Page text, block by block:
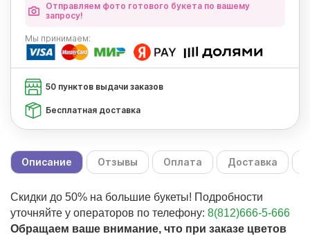
Отправляем фото готового букета по вашему
запросу!
Мы принимаем:
50 пунктов выдачи заказов
Бесплатная доставка
Описание Отзывы Оплата Доставка
Скидки до 50% на большие букеты! Подробности
уточняйте у операторов по телефону: 8(812)666-5-666
Обращаем ваше внимание, что при заказе цветов